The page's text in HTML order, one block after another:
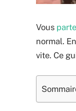
Vous
normal.
vite. Ce